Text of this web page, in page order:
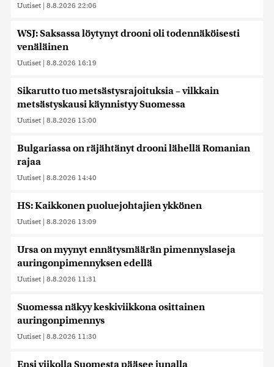
Uutiset | 8.8.2026 22:06
WSJ: Saksassa löytynyt drooni oli todennäköisesti
venäläinen
Uutiset | 8.8.2026 16:19
Sikarutto tuo metsästysrajoituksia – vilkkain
metsästyskausi käynnistyy Suomessa
Uutiset | 8.8.2026 15:00
Bulgariassa on räjähtänyt drooni lähellä Romanian
rajaa
Uutiset | 8.8.2026 14:40
HS: Kaikkonen puoluejohtajien ykkönen
Uutiset | 8.8.2026 13:09
Ursa on myynyt ennätysmäärän pimennyslaseja
auringonpimennyksen edellä
Uutiset | 8.8.2026 11:31
Suomessa näkyy keskiviikkona osittainen
auringonpimennys
Uutiset | 8.8.2026 11:30